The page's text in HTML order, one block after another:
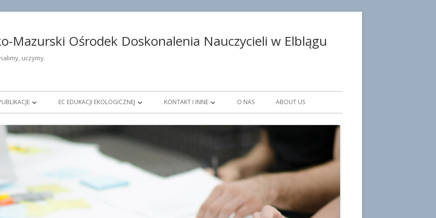
Mazurski Ośrodek Doskonalenia Nauczycieli w Elblągu
uczymy.
DIAGNOSTYKA EDUKACYJNA
EC EDUKACJI EKOLOGICZNEJ
DOFINANSOWANIE PROJEKTÓW
PUBLIKACJE
KONTAKT I INNE
NAUCZYCIELE KONSULTANCI
DORADCY METODYCZNI
PRACOWNICY ADMINISTRACJI I
O NAS ABOUT US